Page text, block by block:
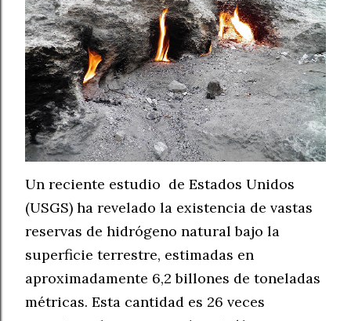
Un reciente estudio de Estados Unidos
(USGS) ha revelado la existencia de vastas
reservas de hidrógeno natural bajo la
superficie terrestre, estimadas en
aproximadamente 6,2 billones de toneladas
métricas. Esta cantidad es 26 veces